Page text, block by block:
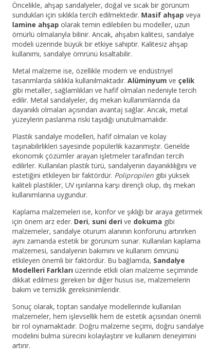
Öncelikle, ahşap sandalyeler, doğal ve sıcak bir görünüm
sundukları için sıklıkla tercih edilmektedir. Masif ahşap veya
lamine ahşap olarak temin edilebilen bu modeller, uzun
ömürlü olmalarıyla bilinir. Ancak, ahşabın kalitesi, sandalye
modeli üzerinde büyük bir etkiye sahiptir. Kalitesiz ahşap
kullanımı, sandalye ömrünü kısaltabilir.
Metal malzeme ise, özellikle modern ve endüstriyel
tasarımlarda sıklıkla kullanılmaktadır. Alüminyum ve çelik
gibi metaller, sağlamlıkları ve hafif olmaları nedeniyle tercih
edilir. Metal sandalyeler, dış mekan kullanımlarında da
dayanıklı olmaları açısından avantaj sağlar. Ancak, metal
yüzeylerin paslanma riski taşıdığı unutulmamalıdır.
Plastik sandalye modelleri, hafif olmaları ve kolay
taşınabilirlikleri sayesinde popülerlik kazanmıştır. Genelde
ekonomik çözümler arayan işletmeler tarafından tercih
edilirler. Kullanılan plastik türü, sandalyenin dayanıklılığını ve
estetiğini etkileyen bir faktördür. Polipropilen gibi yüksek
kaliteli plastikler, UV ışınlarına karşı dirençli olup, dış mekan
kullanımlarına uygundur.
Kaplama malzemeleri ise, konfor ve şıklığı bir araya getirmek
için önem arz eder. Deri, suni deri ve dokuma gibi
malzemeler, sandalye oturum alanının konforunu artırırken
aynı zamanda estetik bir görünüm sunar. Kullanılan kaplama
malzemesi, sandalyenin bakımını ve kullanım ömrünü
etkileyen önemli bir faktördür. Bu bağlamda, Sandalye
Modelleri Farkları üzerinde etkili olan malzeme seçiminde
dikkat edilmesi gereken bir diğer husus ise, malzemelerin
bakım ve temizlik gereksinimleridir.
Sonuç olarak, toptan sandalye modellerinde kullanılan
malzemeler, hem işlevsellik hem de estetik açısından önemli
bir rol oynamaktadır. Doğru malzeme seçimi, doğru sandalye
modelini bulma sürecini kolaylaştırır ve kullanım deneyimini
artırır.